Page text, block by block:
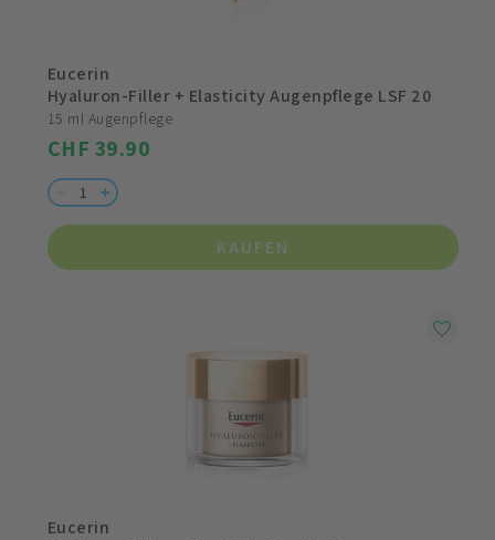
Eucerin
Hyaluron-Filler + Elasticity Augenpflege LSF 20
15 ml Augenpflege
CHF 39.90
KAUFEN
Eucerin